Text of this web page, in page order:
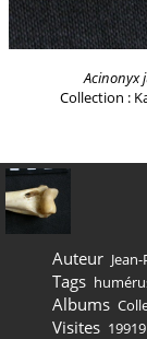
Acinonyx
Collection :
Auteur
Tags
Albums
Visites 19919